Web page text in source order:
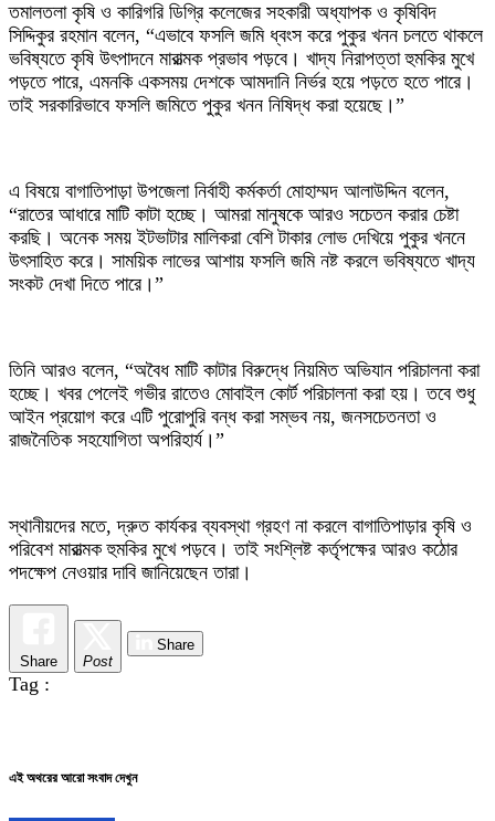
তমালতলা কৃষি ও কারিগরি ডিগ্রি কলেজের সহকারী অধ্যাপক ও কৃষিবিদ
সিদ্দিকুর রহমান বলেন, “এভাবে ফসলি জমি ধ্বংস করে পুকুর খনন চলতে থাকলে
ভবিষ্যতে কৃষি উৎপাদনে মারাত্মক প্রভাব পড়বে। খাদ্য নিরাপত্তা হুমকির মুখে
পড়তে পারে, এমনকি একসময় দেশকে আমদানি নির্ভর হয়ে পড়তে হতে পারে।
তাই সরকারিভাবে ফসলি জমিতে পুকুর খনন নিষিদ্ধ করা হয়েছে।”
এ বিষয়ে বাগাতিপাড়া উপজেলা নির্বাহী কর্মকর্তা মোহাম্মদ আলাউদ্দিন বলেন,
“রাতের আধারে মাটি কাটা হচ্ছে। আমরা মানুষকে আরও সচেতন করার চেষ্টা
করছি। অনেক সময় ইটভাটার মালিকরা বেশি টাকার লোভ দেখিয়ে পুকুর খননে
উৎসাহিত করে। সাময়িক লাভের আশায় ফসলি জমি নষ্ট করলে ভবিষ্যতে খাদ্য
সংকট দেখা দিতে পারে।”
তিনি আরও বলেন, “অবৈধ মাটি কাটার বিরুদ্ধে নিয়মিত অভিযান পরিচালনা করা
হচ্ছে। খবর পেলেই গভীর রাতেও মোবাইল কোর্ট পরিচালনা করা হয়। তবে শুধু
আইন প্রয়োগ করে এটি পুরোপুরি বন্ধ করা সম্ভব নয়, জনসচেতনতা ও
রাজনৈতিক সহযোগিতা অপরিহার্য।”
স্থানীয়দের মতে, দ্রুত কার্যকর ব্যবস্থা গ্রহণ না করলে বাগাতিপাড়ার কৃষি ও
পরিবেশ মারাত্মক হুমকির মুখে পড়বে। তাই সংশ্লিষ্ট কর্তৃপক্ষের আরও কঠোর
পদক্ষেপ নেওয়ার দাবি জানিয়েছেন তারা।
Share Post
Share
Tag :
এই অথরের আরো সংবাদ দেখুন